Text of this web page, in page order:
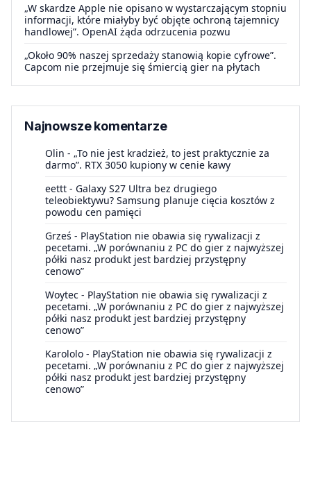
„W skardze Apple nie opisano w wystarczającym stopniu
informacji, które miałyby być objęte ochroną tajemnicy
handlowej”. OpenAI żąda odrzucenia pozwu
„Około 90% naszej sprzedaży stanowią kopie cyfrowe”.
Capcom nie przejmuje się śmiercią gier na płytach
Najnowsze komentarze
Olin - „To nie jest kradzież, to jest praktycznie za
darmo”. RTX 3050 kupiony w cenie kawy
eettt - Galaxy S27 Ultra bez drugiego
teleobiektywu? Samsung planuje cięcia kosztów z
powodu cen pamięci
Grześ - PlayStation nie obawia się rywalizacji z
pecetami. „W porównaniu z PC do gier z najwyższej
półki nasz produkt jest bardziej przystępny
cenowo”
Woytec - PlayStation nie obawia się rywalizacji z
pecetami. „W porównaniu z PC do gier z najwyższej
półki nasz produkt jest bardziej przystępny
cenowo”
Karololo - PlayStation nie obawia się rywalizacji z
pecetami. „W porównaniu z PC do gier z najwyższej
półki nasz produkt jest bardziej przystępny
cenowo”